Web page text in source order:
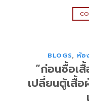
BLOGS, ห้อ
“ก่อนซื้อเ
เปลี่ยนตู้เสื้อ